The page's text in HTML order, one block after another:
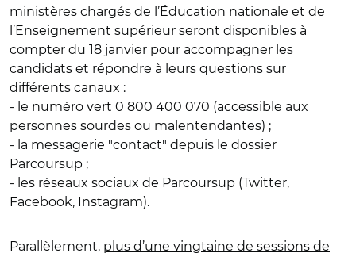
ministères chargés de l’Éducation nationale et de
l’Enseignement supérieur seront disponibles à
compter du 18 janvier pour accompagner les
candidats et répondre à leurs questions sur
différents canaux :
- l e numéro vert 0 800 400 070 (accessible aux
personnes sourdes ou malentendantes) ;
- la messagerie "contact" depuis le dossier
Parcoursup ;
- les réseaux sociaux de Parcoursup (Twitter,
Facebook, Instagram).
Parallèlement, plus d’une vingtaine de sessions de